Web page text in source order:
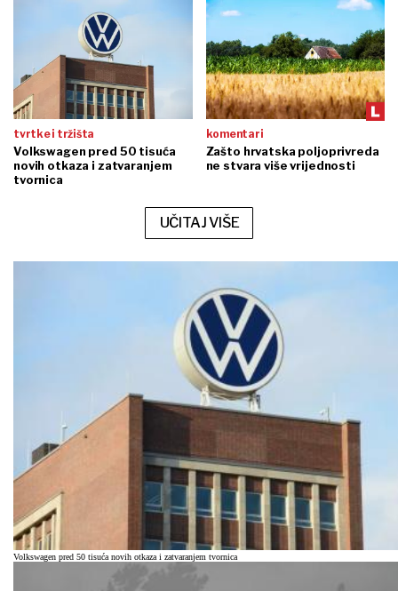
tvrtke i tržišta
Volkswagen pred 50 tisuća
novih otkaza i zatvaranjem
tvornica
komentari
Zašto hrvatska poljoprivreda
ne stvara više vrijednosti
UČITAJ VIŠE
Volkswagen pred 50 tisuća novih otkaza i zatvaranjem tvornica